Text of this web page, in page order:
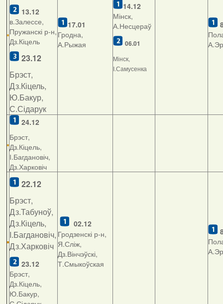
13.12
в.Залессе,
Пружанскі р-н,
Дз.Кіцель
23.12
Брэст,
Дз.Кіцель,
Ю.Бакур,
С.Сідарук
17.01
Гродна,
А.Рыжая
14.12
Мінск,
А.Несцераў
06.01
Мінск,
І.Самусенка
24.12
Брэст,
Дз.Кіцель,
І.Багдановіч,
Дз.Харковіч
22.12
Брэст,
Дз.Табуноў,
Дз.Кіцель,
І.Багдановіч,
Дз.Харковіч
23.12
Брэст,
Дз.Кіцель,
Ю.Бакур,
02.12
Гродзенскі р-н,
Я.Сліж,
Дз.Вінчэўскі,
Т.Смыкоўская